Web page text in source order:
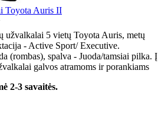
Toyota Auris II
užvalkalai 5 vietų Toyota Auris, metų
- Active Sport/ Executive.
(rombas), spalva - Juoda/tamsiai pilka. Į
galvos atramoms ir porankiams
2-3 savaitės.